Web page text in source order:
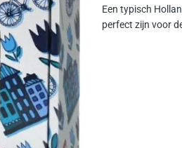
Een typisch
perfect zijn voor